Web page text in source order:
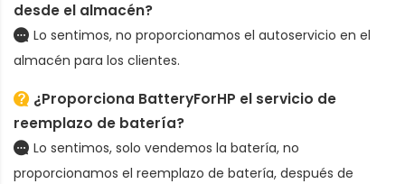
desde el almacén?
Lo sentimos, no proporcionamos el autoservicio en el
almacén para los clientes.
¿Proporciona BatteryForHP el servicio de
reemplazo de batería?
Lo sentimos, solo vendemos la batería, no
proporcionamos el reemplazo de batería, después de